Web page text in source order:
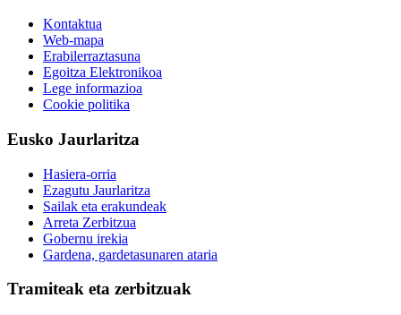
Kontaktua
Web-mapa
Erabilerraztasuna
Egoitza Elektronikoa
Lege informazioa
Cookie politika
Eusko Jaurlaritza
Hasiera-orria
Ezagutu Jaurlaritza
Sailak eta erakundeak
Arreta Zerbitzua
Gobernu irekia
Gardena, gardetasunaren ataria
Tramiteak eta zerbitzuak